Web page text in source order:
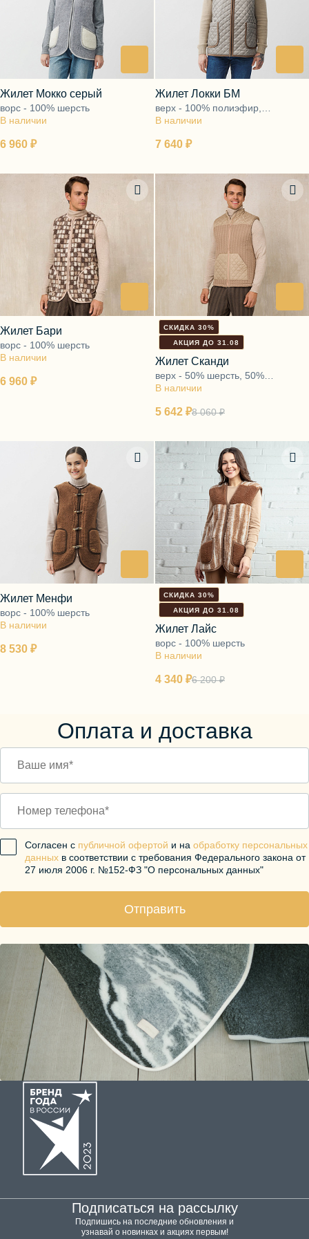
Блузы, толстовки
Пуловеры
Костюмы
Платья
Брюки, шорты
6 960 ₽
В наличии
Жилет Мокко серый
ворс - 100% шерсть
7 640 ₽
В наличии
Жилет Локки БМ
верх - 100% полиэфир,
подкладка - ворс 100% шерсть
6 960 ₽
В наличии
Жилет Бари
ворс - 100% шерсть
СКИДКА 30%
АКЦИЯ ДО 31.08
5 642 ₽8 060 ₽
В наличии
Жилет Сканди
верх - 50% шерсть, 50%
полиэфир, подкладка - ворс
8 530 ₽
В наличии
Жилет Менфи
ворс - 100% шерсть
СКИДКА 30%
АКЦИЯ ДО 31.08
4 340 ₽6 200 ₽
В наличии
Жилет Лайс
ворс - 100% шерсть
Оплата и доставка
Согласен с публичной офертой и на обработку персональных
данных в соответствии с требования Федерального закона от
27 июля 2006 г. №152-ФЗ "О персональных данных"
Отправить
Подписаться на рассылку
Подпишись на последние обновления и
узнавай о новинках и акциях первым!